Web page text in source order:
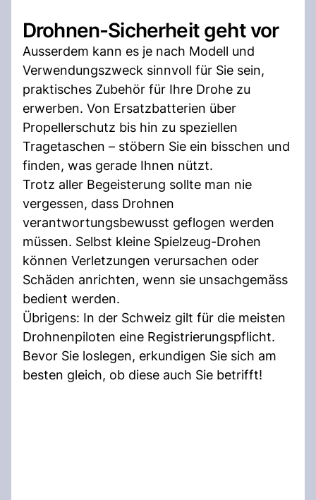
Drohnen-Sicherheit geht vor
Ausserdem kann es je nach Modell und
Verwendungszweck sinnvoll für Sie sein,
praktisches Zubehör für Ihre Drohe zu
erwerben. Von Ersatzbatterien über
Propellerschutz bis hin zu speziellen
Tragetaschen – stöbern Sie ein bisschen und
finden, was gerade Ihnen nützt.
Trotz aller Begeisterung sollte man nie
vergessen, dass Drohnen
verantwortungsbewusst geflogen werden
müssen. Selbst kleine Spielzeug-Drohen
können Verletzungen verursachen oder
Schäden anrichten, wenn sie unsachgemäss
bedient werden.
Übrigens: In der Schweiz gilt für die meisten
Drohnenpiloten eine Registrierungspflicht.
Bevor Sie loslegen, erkundigen Sie sich am
besten gleich, ob diese auch Sie betrifft!